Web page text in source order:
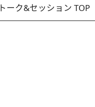
トーク&セッション TOP